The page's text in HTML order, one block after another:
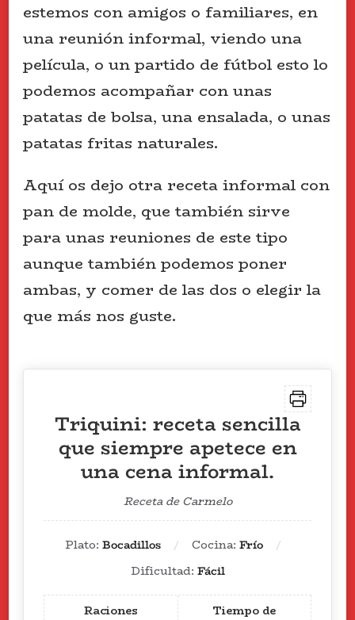
estemos con amigos o familiares, en
una reunión informal, viendo una
película, o un partido de fútbol esto lo
podemos acompañar con unas
patatas de bolsa, una ensalada, o unas
patatas fritas naturales.
Aquí os dejo otra receta informal con
pan de molde, que también sirve
para unas reuniones de este tipo
aunque también podemos poner
ambas, y comer de las dos o elegir la
que más nos guste.
Triquini: receta sencilla
que siempre apetece en
una cena informal.
Receta de Carmelo
Plato: Bocadillos Cocina: Frío
Dificultad: Fácil
Raciones Tiempo de